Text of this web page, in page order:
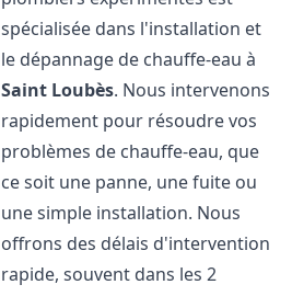
spécialisée dans l'installation et
le dépannage de chauffe-eau à
Saint Loubès. Nous intervenons
rapidement pour résoudre vos
problèmes de chauffe-eau, que
ce soit une panne, une fuite ou
une simple installation. Nous
offrons des délais d'intervention
rapide, souvent dans les 2